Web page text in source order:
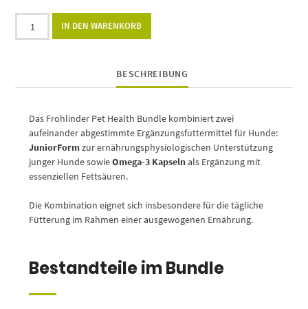
IN DEN WARENKORB
BESCHREIBUNG
Das Frohlinder Pet Health Bundle kombiniert zwei
aufeinander abgestimmte Ergänzungsfuttermittel für Hunde:
JuniorFormzur ernährungsphysiologischen Unterstützung
junger Hunde sowieOmega-3 Kapselnals Ergänzung mit
essenziellen Fettsäuren.
Die Kombination eignet sich insbesondere für die tägliche
Fütterung im Rahmen einer ausgewogenen Ernährung.
Bestandteile im Bundle